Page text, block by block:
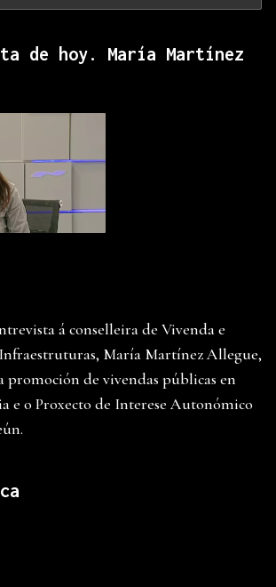
de hoy. María Martínez
á conselleira de Vivenda e
María Martínez Allegue,
promoción de vivendas públicas en
e o Proxecto de Interese Autonómico